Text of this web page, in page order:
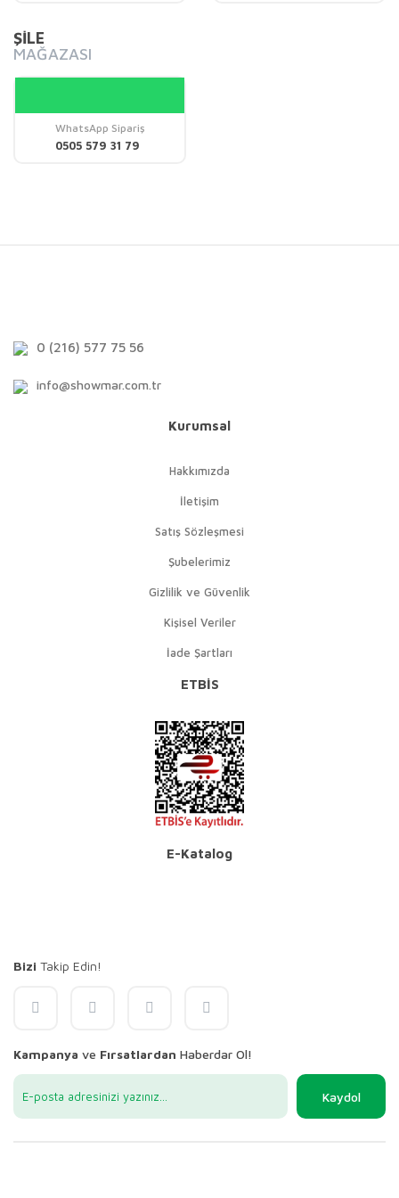
ŞİLE
MAĞAZASI
WhatsApp Sipariş
0505 579 31 79
0 (216) 577 75 56
info@showmar.com.tr
Kurumsal
Hakkımızda
İletişim
Satış Sözleşmesi
Şubelerimiz
Gizlilik ve Güvenlik
Kişisel Veriler
İade Şartları
ETBİS
E-Katalog
Bizi Takip Edin!
Kampanya ve Fırsatlardan Haberdar Ol!
Kaydol